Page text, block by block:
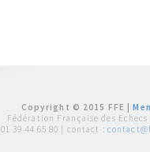
Copyright © 2015 FFE |
Fédération Française des Echecs |
01 39 44 65 80 | contact :